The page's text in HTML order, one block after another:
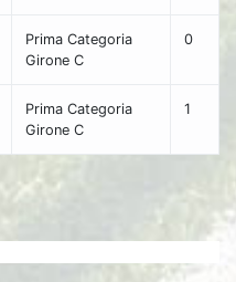
Prima Categoria
Girone C
0
Prima Categoria
Girone C
1